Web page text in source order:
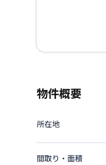
物件概要
所在地
間取り・面積